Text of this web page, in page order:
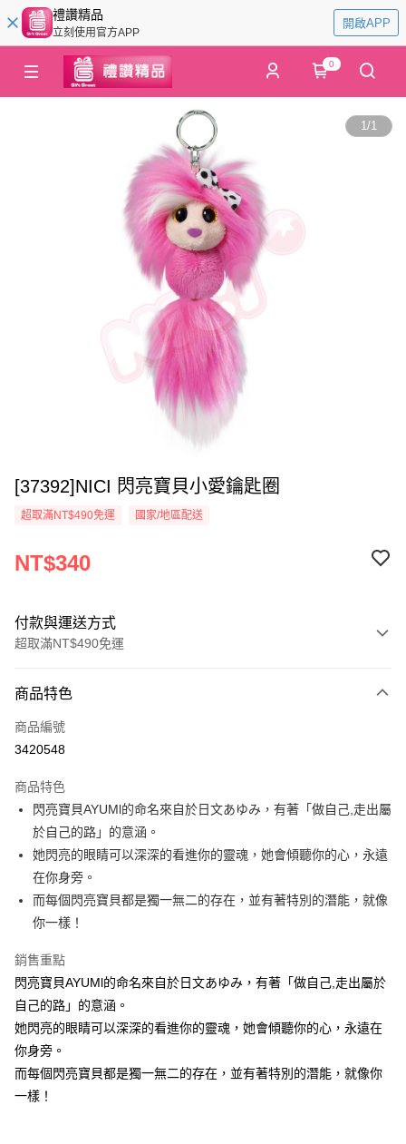
禮讚精品
立刻使用官方APP
開啟APP
0
1/1
[37392]NICI 閃亮寶貝小愛鑰匙圈
超取滿NT$490免運 國家/地區配送
NT$340
付款與運送方式
超取滿NT$490免運
信用卡一次付款
超商取貨付款
Apple Pay
街口支付
悠遊付
AFTEE先享後付
相關說明
AFTEE先享後付是「在收到商品之後才付款」的支付方式。 讓您購物簡單
便利好安心！
１．簡單：不需註冊會員、不需綁卡、不需儲值。
２．便利：只要手機號碼，簡訊認證，即可結帳。
３．安心：先確認商品／服務後，再付款。
１．於結帳方式選擇「AFTEE先享後付」後，將跳轉至「AFTEE先享後付」
結帳頁面，進行簡訊認證並確認金額後，即可完成結帳。
ATM付款
運送方式
全家付款取貨
每筆NT$100，滿NT$490(含以上)免運費
7-11付款取貨
商品特色
商品編號
3420548
商品特色
閃亮寶貝AYUMl的命名來自於日文あゆみ，有著「做自己,走出屬
於自己的路」的意涵。
她閃亮的眼睛可以深深的看進你的靈魂，她會傾聽你的心，永遠
在你身旁。
而每個閃亮寶貝都是獨一無二的存在，並有著特別的潛能，就像
你一樣！
銷售重點
閃亮寶貝AYUMl的命名來自於日文あゆみ，有著「做自己,走出屬於
自己的路」的意涵。
她閃亮的眼睛可以深深的看進你的靈魂，她會傾聽你的心，永遠在
你身旁。
而每個閃亮寶貝都是獨一無二的存在，並有著特別的潛能，就像你
一樣！